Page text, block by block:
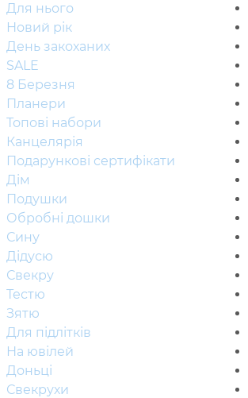
Для нього
Новий рік
День закоханих
SALE
8 Березня
Планери
Топові набори
Канцелярія
Подарункові сертифікати
Дiм
Подушки
Обробні дошки
Сину
Дідусю
Свекру
Тестю
Зятю
Для підлітків
На ювілей
Доньці
Свекрухи